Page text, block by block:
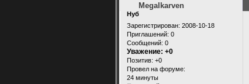
Megalkarven
Нуб
Зарегистрирован: 2008-10-18
Приглашений: 0
Сообщений: 0
Уважение: +0
Позитив: +0
Провел на форуме:
24 минуты